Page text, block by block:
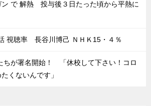
で 解熱 投与後３日たった頃から平熱に
視聴率 長谷川博己 ＮＨＫ15・４％
ちが署名開始！ 「休校して下さい！コロ
くないんです」